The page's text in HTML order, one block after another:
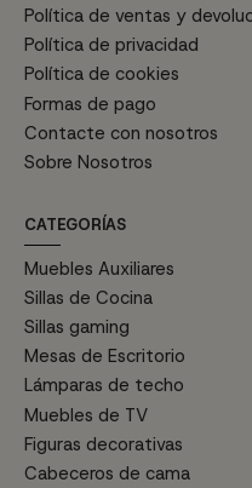
Política de ventas y
Política de privacidad
Política de cookies
Formas de pago
Contacte con nosotros
Sobre Nosotros
CATEGORÍAS
Muebles Auxiliares
Sillas de Cocina
Sillas gaming
Mesas de Escritorio
Lámparas de techo
Muebles de TV
Figuras decorativas
Cabeceros de cama